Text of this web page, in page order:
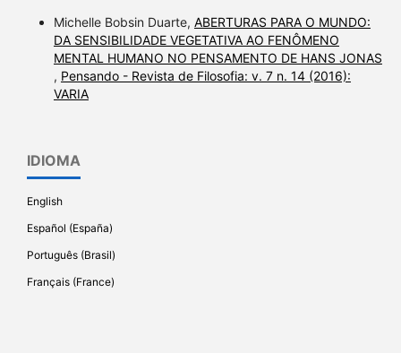
Michelle Bobsin Duarte, ABERTURAS PARA O MUNDO:
DA SENSIBILIDADE VEGETATIVA AO FENÔMENO
MENTAL HUMANO NO PENSAMENTO DE HANS JONAS
, Pensando - Revista de Filosofia: v. 7 n. 14 (2016):
VARIA
IDIOMA
English
Español (España)
Português (Brasil)
Français (France)